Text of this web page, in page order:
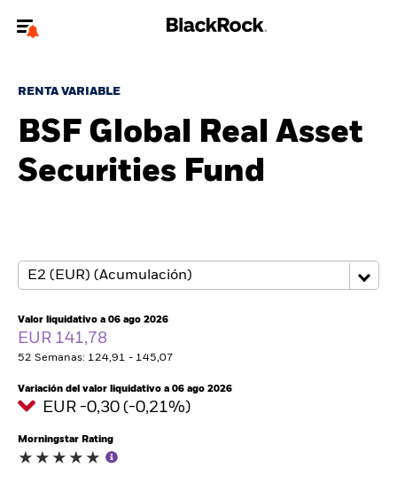
particulares.
relevante, por favor, actualiza
tu tipo de usuario.
Quiénes somos
Perspectivas
España
BlackRock
RENTA VARIABLE
BSF Global Real Asset
Securities Fund
Valor liquidativo a 06 ago 2026
EUR 141,78
52 Semanas: 124,91 - 145,07
Variación del valor liquidativo a 06 ago 2026
EUR -0,30 (-0,21%)
Morningstar Rating